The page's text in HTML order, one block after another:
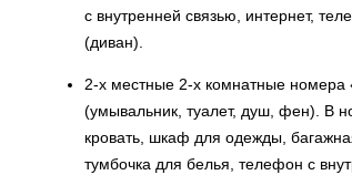
с внутренней связью, интернет,
(диван).
2-х местные 2-х комнатные
(умывальник, туалет, душ, фен). В
кровать, шкаф для одежды,
тумбочка для белья, телефон с